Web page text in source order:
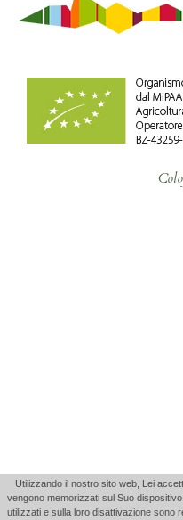
Utilizzando il nostro sito web, Lei
vengono memorizzati sul Suo
utilizzati e sulla loro disattivazione sono